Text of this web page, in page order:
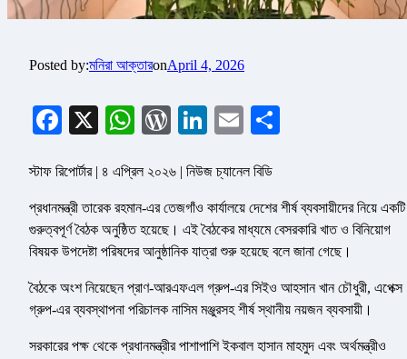
Posted by:মনিরা আক্তারonApril 4, 2026
Facebook
X WhatsApp
WordPress
LinkedIn
Email
স্টাফ রিপোর্টার | ৪ এপ্রিল ২০২৬ | নিউজ চ্যানেল বিডি
প্রধানমন্ত্রী তারেক রহমান-এর তেজগাঁও কার্যালয়ে দেশের শীর্ষ ব্যবসায়ীদের নিয়ে একটি
গুরুত্বপূর্ণ বৈঠক অনুষ্ঠিত হয়েছে। এই বৈঠকের মাধ্যমে বেসরকারি খাত ও বিনিয়োগ
বিষয়ক উপদেষ্টা পরিষদের আনুষ্ঠানিক যাত্রা শুরু হয়েছে বলে জানা গেছে।
বৈঠকে অংশ নিয়েছেন প্রাণ-আরএফএল গ্রুপ-এর সিইও আহসান খান চৌধুরী, এপেক্স
গ্রুপ-এর ব্যবস্থাপনা পরিচালক নাসিম মঞ্জুরসহ শীর্ষ স্থানীয় নয়জন ব্যবসায়ী।
সরকারের পক্ষ থেকে প্রধানমন্ত্রীর পাশাপাশি ইকবাল হাসান মাহমুদ এবং অর্থমন্ত্রীও